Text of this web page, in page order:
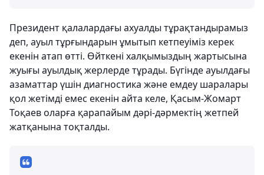
Президент қалалардағы ахуалды тұрақтандырамыз
деп, ауыл тұрғындарын ұмытып кетпеуіміз керек
екенін атап өтті. Өйткені халқымыздың жартысына
жуығы ауылдық жерлерде тұрады. Бүгінде ауылдағы
азаматтар үшін диагностика және емдеу шаралары
қол жетімді емес екенін айта келе, Қасым-Жомарт
Тоқаев оларға қарапайым дәрі-дәрмектің жетпей
жатқанына тоқталды.